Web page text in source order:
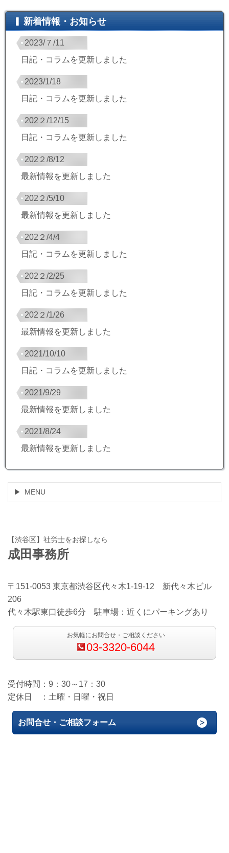
新着情報・お知らせ
2023/７/11
日記・コラムを更新しました
2023/1/18
日記・コラムを更新しました
202２/12/15
日記・コラムを更新しました
202２/8/12
最新情報を更新しました
202２/5/10
最新情報を更新しました
202２/4/4
日記・コラムを更新しました
202２/2/25
日記・コラムを更新しました
202２/1/26
最新情報を更新しました
2021/10/10
日記・コラムを更新しました
2021/9/29
最新情報を更新しました
2021/8/24
最新情報を更新しました
MENU
【渋谷区】社労士をお探しなら
成田事務所
〒151-0053 東京都渋谷区代々木1-19-12 新代々木ビル
206
代々木駅東口徒歩6分 駐車場：近くにパーキングあり
お気軽にお問合せ・ご相談ください
03-3320-6044
受付時間：9：30～17：30
定休日 ：土曜・日曜・祝日
お問合せ・ご相談フォーム